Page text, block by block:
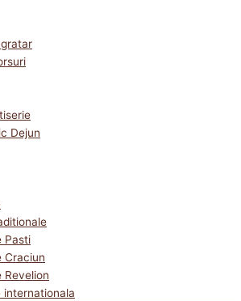
Dejun
Pasti
Craciun
Revelion
internationala